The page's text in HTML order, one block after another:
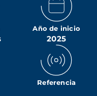
Año de inicio
2025
Referencia